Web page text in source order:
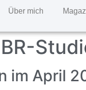
Über mich
BR-
im April